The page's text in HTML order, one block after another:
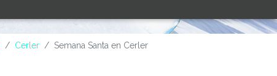
Cerler Semana Santa en Cerler